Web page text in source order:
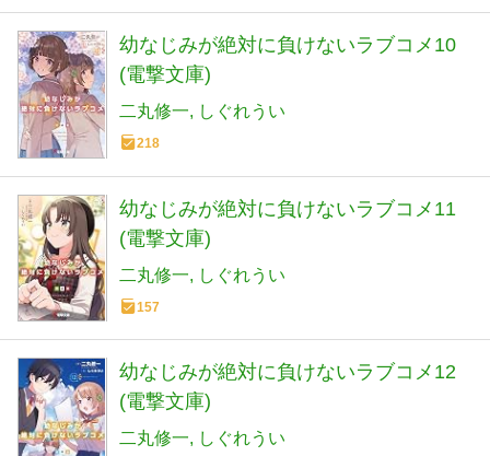
幼なじみが絶対に負けないラブコメ10
(電撃文庫)
二丸修一 しぐれうい
218
幼なじみが絶対に負けないラブコメ11
(電撃文庫)
二丸修一 しぐれうい
157
幼なじみが絶対に負けないラブコメ12
(電撃文庫)
二丸修一 しぐれうい